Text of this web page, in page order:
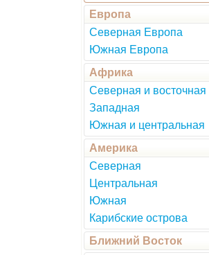
Европа
Северная Европа
Южная Европа
Африка
Северная и восточная
Западная
Южная и центральная
Америка
Северная
Центральная
Южная
Карибские острова
Ближний Восток